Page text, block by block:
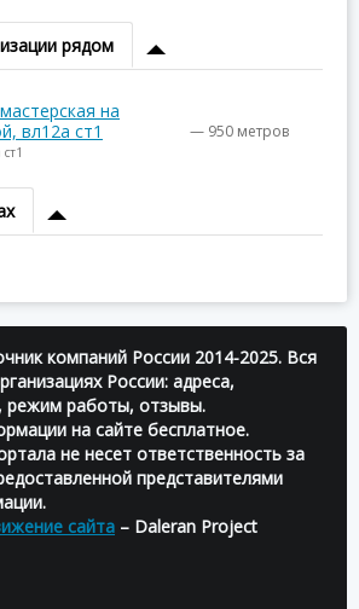
рядом
на
вл12а ст1
— 950 метров
компаний России 2014-2025. Вся
России: адреса,
режим работы, отзывы.
на сайте бесплатное.
не несет ответственность за
представителями
сайта – Daleran Project